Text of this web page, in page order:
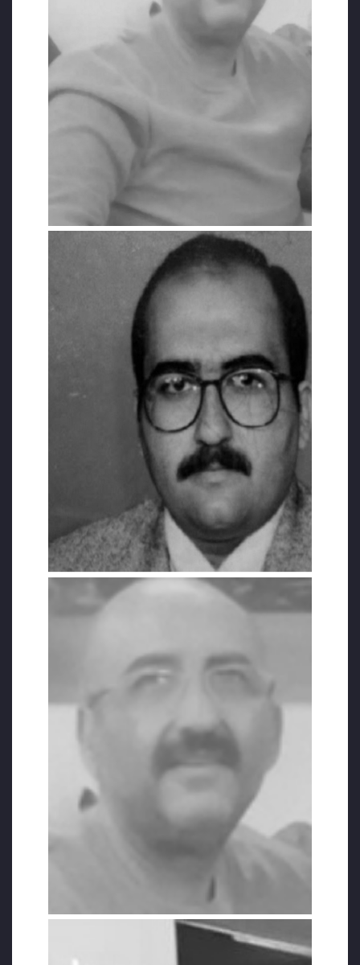
İKİNCİ KEZ TUTUKLANDI VE KANSERE
YAKALANDI
Bold Medya’dan Sevinç Özarslan’ın haberine
göre; ODTÜ Endüstri Mühendisliği mezunu
olan Abdülazim Özdemir, Kalkınma
Bakanlığı’nda mühendis olarak görev
yaparken Eylül 2016’da çıkarılan 672 sayılı
Ankara Sincan Cezaevine gönderildi. 14 ay
tutuklu kalan Özdemir’e çıkarıldığı son
mahkemede 6 yıl 3 ay ceza verilip tahliye
edildi. Dosyası 1,5 yıl Yargıtay’da bekleyen
Özdemir, cezası onaylanınca Mart 2019’da
tekrar tutuklanıp Bandırma 1 No’lu T Tipi
Cezaevine konuldu.
EŞİ YAŞANANLARI GERGERLİOĞLU’NA
MEKTUPLA DUYURABİLDİ
İkinci kez hapse giren Abdülazim Özdemir’e
10 ay sonra Ocak 2020’de 4. evre karaciğer
kanseri teşhisi konuldu. Ancak hastalığının
teşhisi ve tedavisinde geç kalınmıştı. Yaklaşık
iki yıl boyunca Kırıkkale Keskin T Tipi
Cezaevinde tutuklu bulunan Abdülazim
Özdemir’in eşi Emir Özdemir, 7 Ocak 2020’de
HDP’li Ömer Faruk Gergerlioğlu’na mektup
yazarak eşinin durumuyla ilgili şu bilgileri
vermişti: “Eşim cezaevine girdiğinde
sapasağlamdı. Sonra rahatsızlandı. Böbrek
taşı teşhisi kondu. İyileşmedi. Sararıp vücudu
Hemen ameliyat olması gerekti. Ama
ameliyat olacağı alet bozulduğu için geri
cezaevine getirildi. Doktor Bursa veya İzmir’e
sevkini söylemiş. Ama araya Kurban Bayramı
girdi, ihmal edildi. Eşim idareyle görüştü
ancak unutuldu. Sevk edilmedi. Ameliyat
edilmedi. Elden ayaktan düştü. Hiçbir şey
yiyip içemedi (çay bile içemedi). İhtiyaçlarını
arkadaşları karşıladı. Sonunda acilen ağustos
ayında bozuk olan alet meğer birkaç günde
yapılmış. Daha önce de ameliyat olabilirmiş.
Ameliyatta parça alındı ve Ankara’ya
patolojiye gönderildi. Bu arada aşırı kilo
kaybetti. Çünkü bu süreç 2-3 ay sürdü.
Ameliyattan sonra toparladı. Kilo almaya
başladı. Aralık ayında patoloji sonucu geldi.